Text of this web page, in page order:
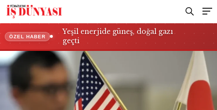
ÖZEL HABER
Yeşil enerjide güneş, doğal gazı
geçti